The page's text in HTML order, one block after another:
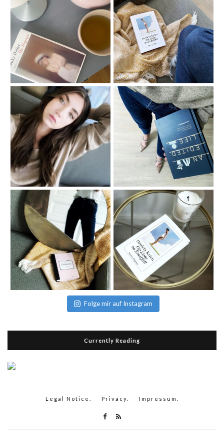
Folge mir auf Instagram
Currently Reading
Legal Notice. Privacy. Impressum.